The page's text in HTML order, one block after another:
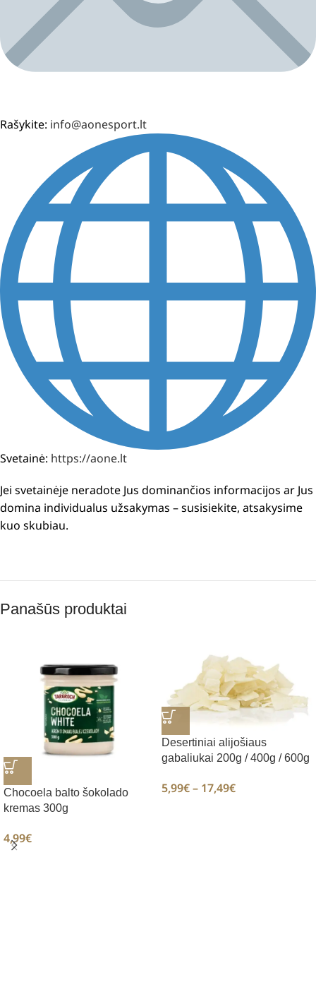
Rašykite: info@aonesport.lt
Svetainė: https://aone.lt
Jei svetainėje neradote Jus dominančios informacijos ar Jus
domina individualus užsakymas – susisiekite, atsakysime
kuo skubiau.
Panašūs produktai
Chocoela balto šokolado
kremas 300g
4,99€
Desertiniai alijošiaus
gabaliukai 200g / 400g / 600g
5,99€– 17,49€